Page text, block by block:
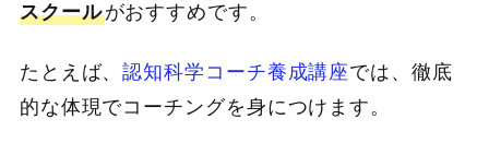
スクールがおすすめです。
たとえば、認知科学コーチ養成講座では、徹底
的な体現でコーチングを身につけます。